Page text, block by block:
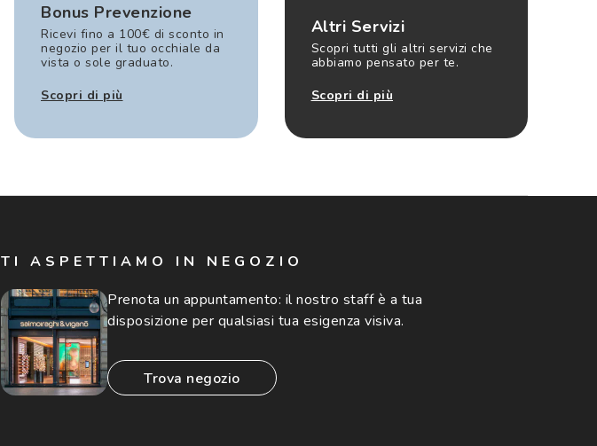
Bonus Prevenzione
Ricevi fino a 100€ di sconto in
negozio per il tuo occhiale da
vista o sole graduato.
Scopri di più
Altri Servizi
Scopri tutti gli altri servizi che
abbiamo pensato per te.
Scopri di più
TI ASPETTIAMO IN NEGOZIO
Prenota un appuntamento: il nostro staff è a tua
disposizione per qualsiasi tua esigenza visiva.
trova negozio